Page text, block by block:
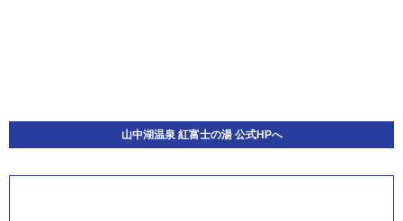
山中湖温泉 紅富士の湯 公式HPへ